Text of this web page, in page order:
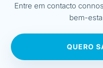
Entre em contacto
bem-
QUERO